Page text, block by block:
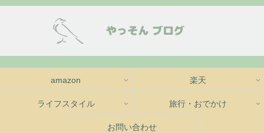
amazon 楽天
ライフスタイル 旅行・おでかけ
お問い合わせ